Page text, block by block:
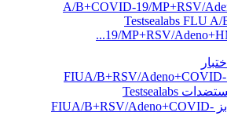
Testsealabs FLU
19/MP+RSV/
تيست سيلابز FIUA/B+RSV/Adeno+COVID-